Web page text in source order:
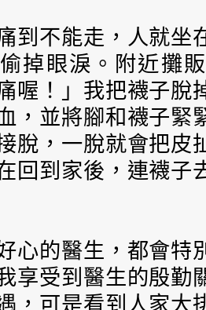
到不能走，人就坐
掉眼淚。附近攤
喔！」我把襪子脫
，並將腳和襪子緊
脫，一脫就會把皮
回到家後，連襪子
心的醫生，都會特
享受到醫生的殷勤
，可是看到人家大